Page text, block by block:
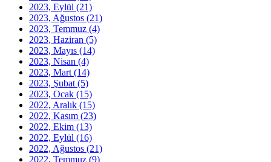
2023, Eylül (21)
2023, Ağustos (21)
2023, Temmuz (4)
2023, Haziran (5)
2023, Mayıs (14)
2023, Nisan (4)
2023, Mart (14)
2023, Şubat (5)
2023, Ocak (15)
2022, Aralık (15)
2022, Kasım (23)
2022, Ekim (13)
2022, Eylül (16)
2022, Ağustos (21)
2022, Temmuz (9)